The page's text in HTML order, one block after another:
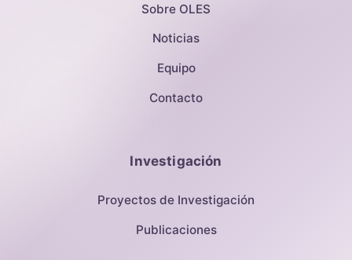
Sobre OLES
Noticias
Equipo
Contacto
Investigación
Proyectos de Investigación
Publicaciones